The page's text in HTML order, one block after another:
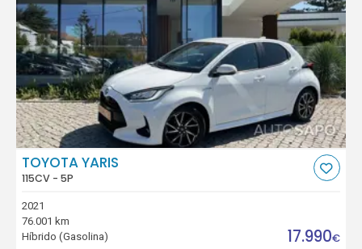
TOYOTA YARIS
115CV - 5P
2021
76.001 km
Híbrido (Gasolina)
17.990€